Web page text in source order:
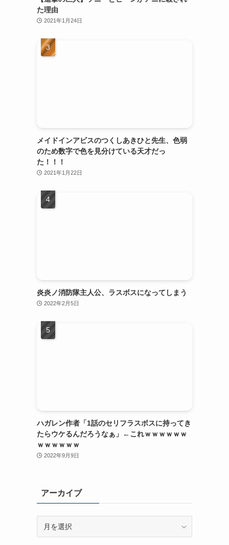
た理由
2021年1月24日
メイドインアビスのつくしあきひと先生、色弱
のため数字で色を見分けている天才だっ
た！！！
2021年1月22日
炎炎ノ消防隊主人公、ラスボスになってしまう
2022年2月5日
ハガレン作者「1話のセリフラスボスに持ってき
たらウケるんだろうなぁ」←これｗｗｗｗｗｗ
ｗｗｗｗｗｗ
2022年9月9日
アーカイブ